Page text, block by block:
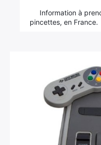
Information à
pincettes, en France.